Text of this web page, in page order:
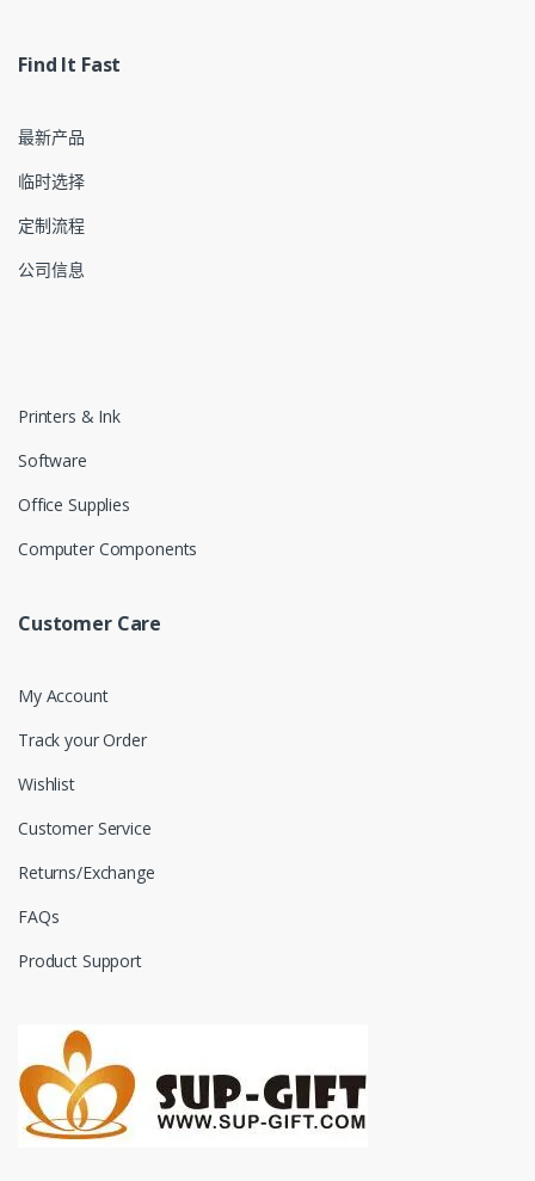
Find It Fast
最新产品
临时选择
定制流程
公司信息
Printers & Ink
Software
Office Supplies
Computer Components
Customer Care
My Account
Track your Order
Wishlist
Customer Service
Returns/Exchange
FAQs
Product Support